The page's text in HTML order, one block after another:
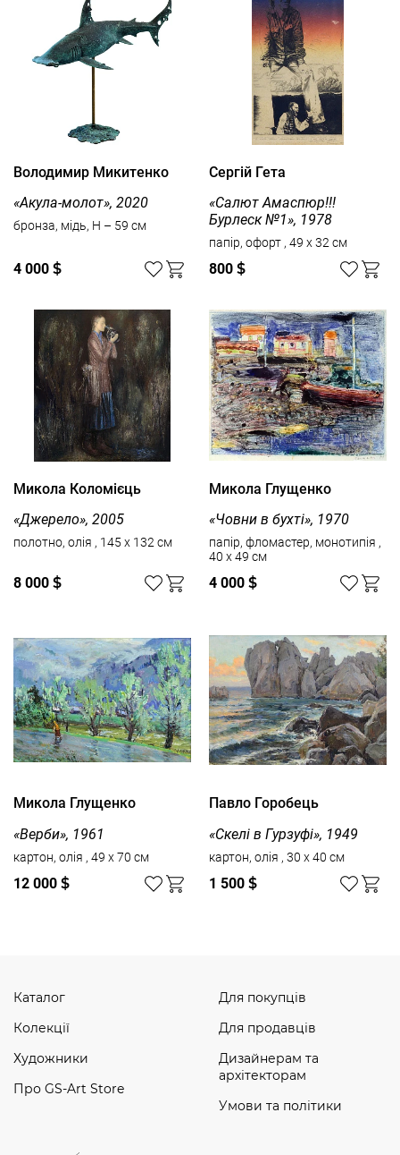
Володимир Микитенко
«Акула-молот», 2020
бронза, мідь, H – 59 см
4 000 $
Сергій Гета
«Салют Амаспюр!!!
Бурлеск №1», 1978
папір, офорт , 49 x 32 см
800 $
Микола Коломієць
«Джерело», 2005
полотно, олія , 145 x 132 см
8 000 $
Микола Глущенко
«Човни в бухті», 1970
папір, фломастер, монотипія ,
40 x 49 см
4 000 $
Микола Глущенко
«Верби», 1961
картон, олія , 49 x 70 см
12 000 $
Павло Горобець
«Скелі в Гурзуфі», 1949
картон, олія , 30 x 40 см
1 500 $
Каталог
Колекції
Художники
Про GS-Art Store
Для покупців
Для продавців
Дизайнерам та
архітекторам
Умови та політики